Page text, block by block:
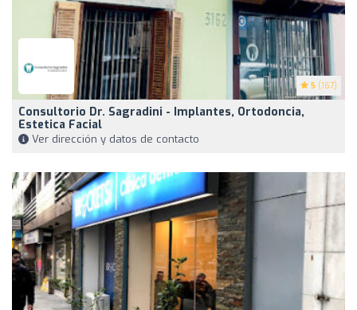
5 (167)
Consultorio Dr. Sagradini - Implantes, Ortodoncia,
Estetica Facial
Ver dirección y datos de contacto